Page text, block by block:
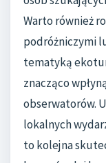
Warto również
podróżniczymi
tematyką
znacząco
obserwatorów.
lokalnych
to kolejna